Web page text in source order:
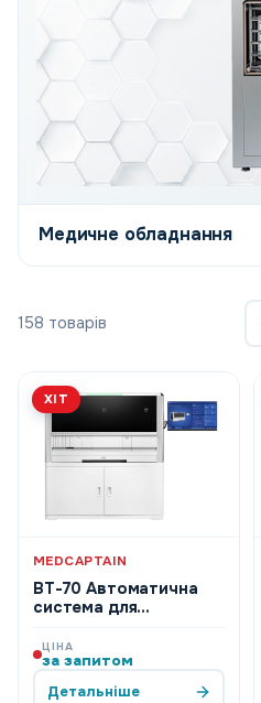
Медичне обладнання
158 товарів
ХІТ
MEDCAPTAIN
BT-70 Автоматична
система для
крові
ЦІНА
за запитом
Детальніше